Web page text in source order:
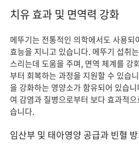
치유 효과 및 면역력 강화
메뚜기는 전통적인 의학에서도 사용되
효능을 지니고 있습니다. 메뚜기 섭취
스리는데 도움을 주며, 면역 체계를 강
부터 회복하는 과정을 지원할 수 있습
을 강화하는 영양소가 함유되어 있습
여 감염과 질병으로부터 보다 효과적
습니다.
임산부 및 태아영양 공급과 빈혈